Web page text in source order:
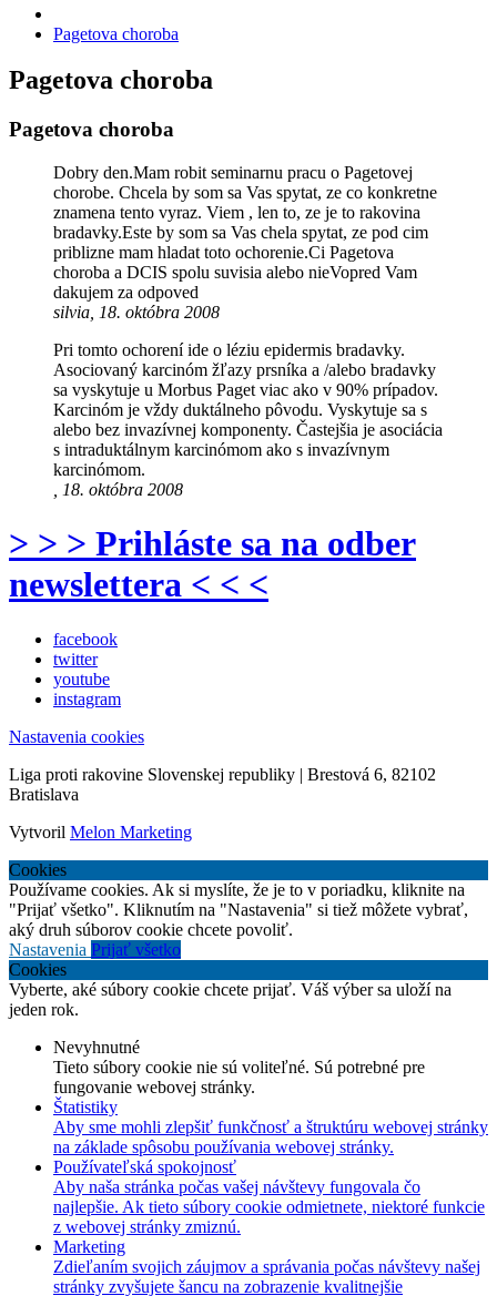
Pagetova choroba
Pagetova choroba
Pagetova choroba
Dobry den.Mam robit seminarnu pracu o Pagetovej
chorobe. Chcela by som sa Vas spytat, ze co konkretne
znamena tento vyraz. Viem , len to, ze je to rakovina
bradavky.Este by som sa Vas chela spytat, ze pod cim
priblizne mam hladat toto ochorenie.Ci Pagetova
choroba a DCIS spolu suvisia alebo nieVopred Vam
dakujem za odpoved
silvia, 18. októbra 2008
Pri tomto ochorení ide o léziu epidermis bradavky.
Asociovaný karcinóm žľazy prsníka a /alebo bradavky
sa vyskytuje u Morbus Paget viac ako v 90% prípadov.
Karcinóm je vždy duktálneho pôvodu. Vyskytuje sa s
alebo bez invazívnej komponenty. Častejšia je asociácia
s intraduktálnym karcinómom ako s invazívnym
karcinómom.
, 18. októbra 2008
> > > Prihláste sa na odber
newslettera < < <
facebook
twitter
youtube
instagram
Nastavenia cookies
Liga proti rakovine Slovenskej republiky | Brestová 6, 82102
Bratislava
Vytvoril Melon Marketing
Cookies
Používame cookies. Ak si myslíte, že je to v poriadku, kliknite na
"Prijať všetko". Kliknutím na "Nastavenia" si tiež môžete vybrať,
aký druh súborov cookie chcete povoliť.
Nastavenia Prijať všetko
Cookies
Vyberte, aké súbory cookie chcete prijať. Váš výber sa uloží na
jeden rok.
Nevyhnutné
Tieto súbory cookie nie sú voliteľné. Sú potrebné pre
fungovanie webovej stránky.
Štatistiky
Aby sme mohli zlepšiť funkčnosť a štruktúru webovej stránky
na základe spôsobu používania webovej stránky.
Používateľská spokojnosť
Aby naša stránka počas vašej návštevy fungovala čo
najlepšie. Ak tieto súbory cookie odmietnete, niektoré funkcie
z webovej stránky zmiznú.
Marketing
Zdieľaním svojich záujmov a správania počas návštevy našej
stránky zvyšujete šancu na zobrazenie kvalitnejšie